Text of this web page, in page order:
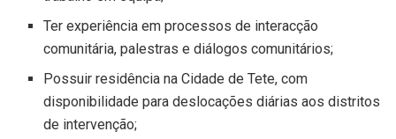
Ter experiência em processos de interacção
comunitária, palestras e diálogos comunitários;
Possuir residência na Cidade de Tete, com
disponibilidade para deslocações diárias aos distritos
de intervenção;